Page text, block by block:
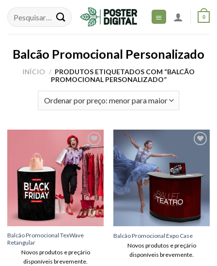
content
0
Balcão Promocional Personalizado
INÍCIO / PRODUTOS ETIQUETADOS COM “BALCÃO
PROMOCIONAL PERSONALIZADO”
Adicionar
aos meus
desejos
Balcão Promocional TexWave
Retangular
Novos produtos e preçário
disponíveis brevemente.
Balcão Promocional Expo Case
Novos produtos e preçário
disponíveis brevemente.